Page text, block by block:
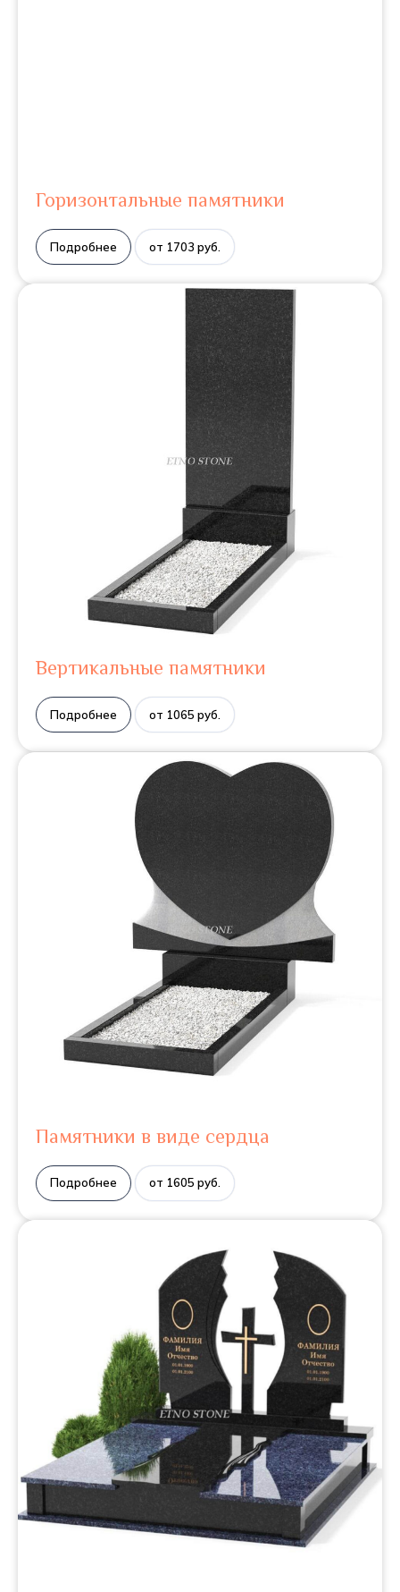
Горизонтальные памятники
Подробнее от 1703 руб.
Вертикальные памятники
Подробнее от 1065 руб.
Памятники в виде сердца
Подробнее от 1605 руб.